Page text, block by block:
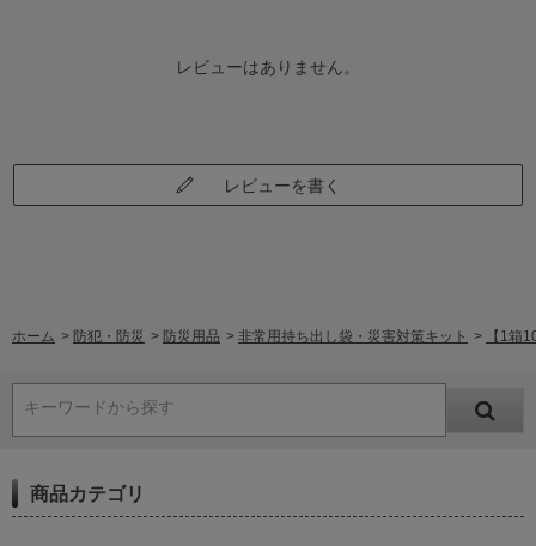
レビューはありません。
レビューを書く
ホーム > 防犯・防災 > 防災用品 > 非常用持ち出し袋・災害対策キット > 【1箱
キーワードから探す
商品カテゴリ